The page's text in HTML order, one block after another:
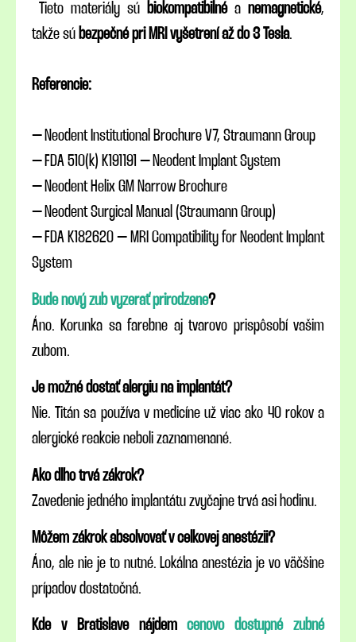
Tieto materiály sú biokompatibilnéa nemagnetické,
takže sú bezpečné pri MRI vyšetrení až do 3 Tesla.
Referencie:
– Neodent Institutional Brochure V7, Straumann Group
– FDA 510(k) K191191 – Neodent Implant System
– Neodent Helix GM Narrow Brochure
– Neodent Surgical Manual (Straumann Group)
– FDA K182620 – MRI Compatibility for Neodent Implant
System
Bude nový zub vyzerať prirodzene?
Áno. Korunka sa farebne aj tvarovo prispôsobí vašim
zubom.
Je možné dostať alergiu na implantát?
Nie. Titán sa používa v medicíne už viac ako 40 rokov a
alergické reakcie neboli zaznamenané.
Ako dlho trvá zákrok?
Zavedenie jedného implantátu zvyčajne trvá asi hodinu.
Môžem zákrok absolvovať v celkovej anestézii?
Áno, ale nie je to nutné. Lokálna anestézia je vo väčšine
prípadov dostatočná.
Kde v Bratislave nájdemcenovo dostupné zubné